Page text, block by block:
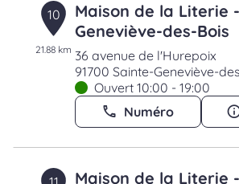
10
21.88 km
Maison de la Literie
Geneviève-des-Bois
36 avenue de l'Hurepoix
91700 Sainte-Geneviève-
Ouvert 10:00 - 19:00
Numéro
Maison de la Literie